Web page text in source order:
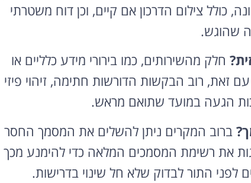
כולל צילום הדרכון אם קיים, וכן דוח משטרתי
שהוגש.
חלק מהשירותים, כמו בירורי מידע כלליים או
זאת, רוב הבקשות הדורשות חתימה, זיהוי פיזי
הגעה במועד שתואם מראש.
ברוב המקרים ניתן להשלים את המסמך החסר
את רשימת המסמכים המלאה כדי להימנע מכך
לפני התור לבדוק שלא חל שינוי בדרישות.